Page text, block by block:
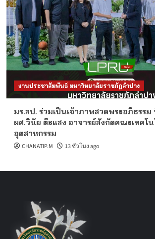
งานประชาสัมพันธ์ มหาวิทยาลัยราชภัฏลำปาง
มร.ลป. ร่วมเป็นเจ้าภาพสวดพระอภิธรรม
ผศ.วินัย ต๊ะแสง อาจารย์สังกัดคณะเทคโน
อุตสาหกรรม
CHANATIP.M 13 ชั่วโมง ago